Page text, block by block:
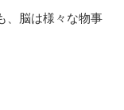
、脳は様々な物事